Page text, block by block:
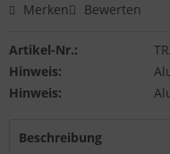
Merken Bewerten
Artikel-Nr.:
Hinweis:
Hinweis:
Beschreibung